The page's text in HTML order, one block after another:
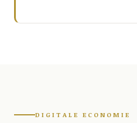
DIGITALE ECONOMIE